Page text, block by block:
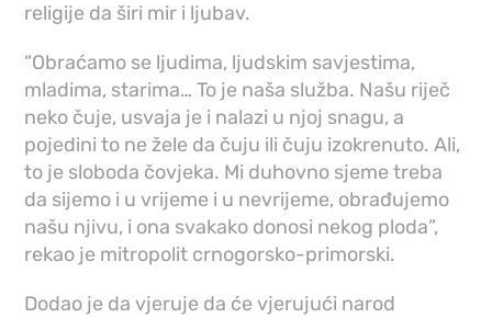
religije da širi mir i ljubav.
“Obraćamo se ljudima, ljudskim savjestima,
mladima, starima… To je naša služba. Našu riječ
neko čuje, usvaja je i nalazi u njoj snagu, a
pojedini to ne žele da čuju ili čuju izokrenuto. Ali,
to je sloboda čovjeka. Mi duhovno sjeme treba
da sijemo i u vrijeme i u nevrijeme, obrađujemo
našu njivu, i ona svakako donosi nekog ploda”,
rekao je mitropolit crnogorsko-primorski.
Dodao je da vjeruje da će vjerujući narod